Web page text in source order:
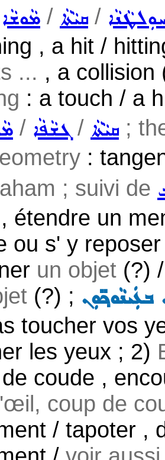
ܡܵܘܫܵܐ / ܩܝܵܬܵܐ /
, a hit /
... , a
: a touch / a
/ ܓܫܵܦܵܐ / ܩܝܵܬܵܐ ;
:
; suivi de
étendre un
ou s' y
un objet (?)
(?) ; ܒܥܲܝܢܵܘܟ݂̈ܘܼܢ
toucher vos
les yeux ; 2)
coude ,
coup de
/ tapoter ,